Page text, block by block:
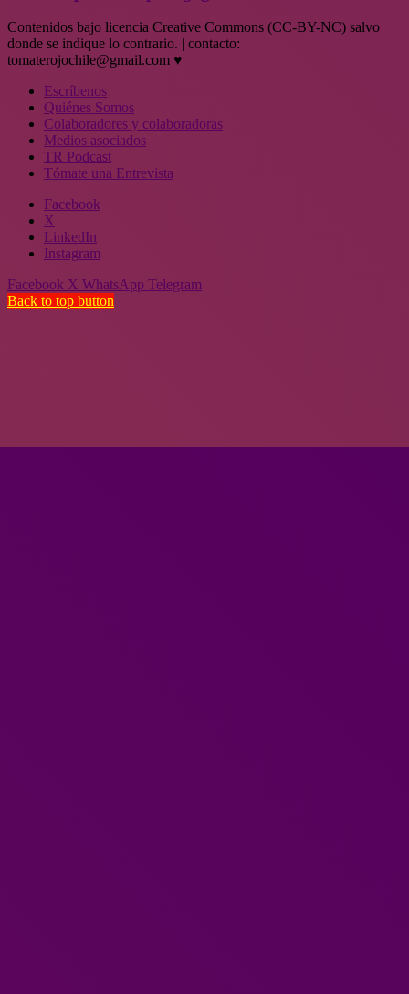
Contenidos bajo licencia Creative Commons (CC-BY-NC) salvo
donde se indique lo contrario. | contacto:
tomaterojochile@gmail.com ♥
Escríbenos
Quiénes Somos
Colaboradores y colaboradoras
Medios asociados
TR Podcast
Tómate una Entrevista
Facebook
X
LinkedIn
Instagram
Facebook X WhatsApp Telegram
Back to top button